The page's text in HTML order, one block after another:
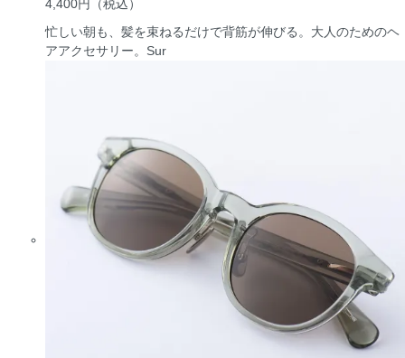
4,400円
（税込）
忙しい朝も、髪を束ねるだけで背筋が伸びる。大人のためのヘ
アアクセサリー。 Sur